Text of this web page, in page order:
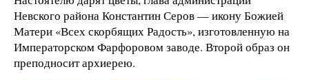
Невского района Константин Серов — икону Божией
Матери «Всех скорбящих Радость», изготовленную на
Императорском Фарфоровом заводе. Второй образ он
преподносит архиерею.